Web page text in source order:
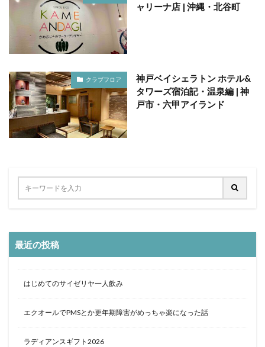
ャリーナ店 | 沖縄・北谷町
クラブフロア
神戸ベイシェラトン ホテル&
タワーズ宿泊記・温泉編 | 神
戸市・六甲アイランド
最近の投稿
はじめてのサイゼリヤ一人飲み
エクオールでPMSとか更年期障害がめっちゃ楽になった話
ラディアンスギフト2026